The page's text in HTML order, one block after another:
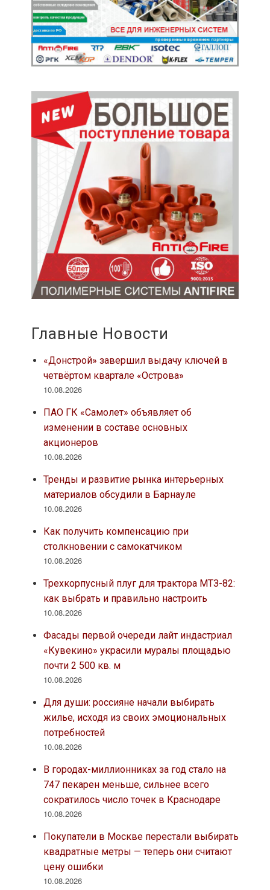
Главные Новости
«Донстрой» завершил выдачу ключей в
четвёртом квартале «Острова»
10.08.2026
ПАО ГК «Самолет» объявляет об
изменении в составе основных
акционеров
10.08.2026
Тренды и развитие рынка интерьерных
материалов обсудили в Барнауле
10.08.2026
Как получить компенсацию при
столкновении с самокатчиком
10.08.2026
Трехкорпусный плуг для трактора МТЗ-82:
как выбрать и правильно настроить
10.08.2026
Фасады первой очереди лайт индастриал
«Кувекино» украсили муралы площадью
почти 2 500 кв. м
10.08.2026
Для души: россияне начали выбирать
жилье, исходя из своих эмоциональных
потребностей
10.08.2026
В городах-миллионниках за год стало на
747 пекарен меньше, сильнее всего
сократилось число точек в Краснодаре
10.08.2026
Покупатели в Москве перестали выбирать
квадратные метры — теперь они считают
цену ошибки
10.08.2026